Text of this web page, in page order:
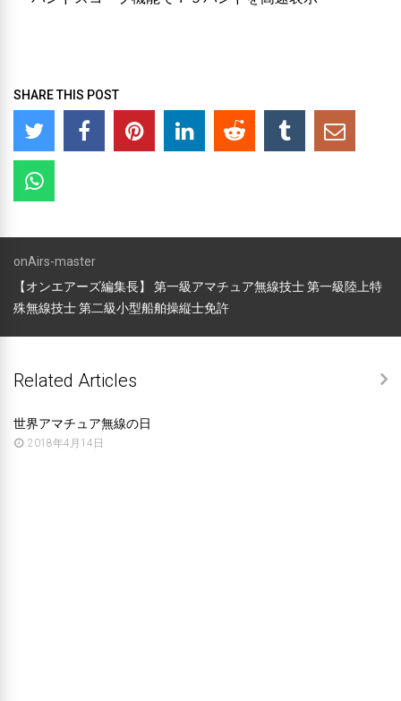
SHARE THIS POST
onAirs-master
【オンエアーズ編集長】 第一級アマチュア無線技士 第一級陸上特
殊無線技士 第二級小型船舶操縦士免許
Related Articles
世界アマチュア無線の日
2018年4月14日